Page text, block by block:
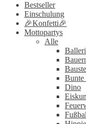
Bestseller
Einschulung
🎉Konfetti🎉
Mottopartys
Alle
Bunte
Dino